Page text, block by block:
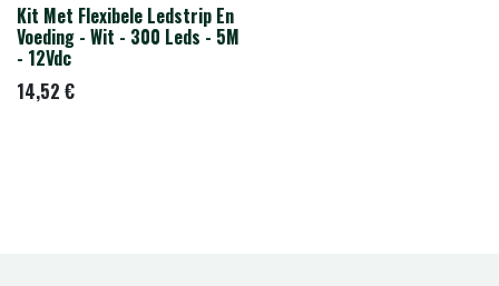
Kit Met Flexibele Ledstrip En
Voeding - Wit - 300 Leds - 5M
- 12Vdc
14,52 €